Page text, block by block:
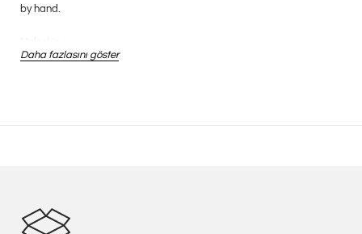
by hand.
Daha fazlasını göster